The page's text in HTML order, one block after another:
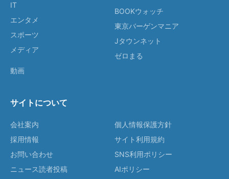
IT
エンタメ
スポーツ
メディア
動画
BOOKウォッチ
東京バーゲンマニア
Jタウンネット
ゼロまる
サイトについて
会社案内
採用情報
お問い合わせ
ニュース読者投稿
個人情報保護方針
サイト利用規約
SNS利用ポリシー
AIポリシー